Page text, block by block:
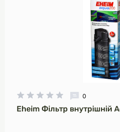
0
Eheim Фільтр внутрішній